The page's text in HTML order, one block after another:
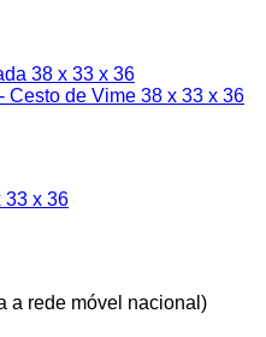
33 x 36
a rede móvel nacional )